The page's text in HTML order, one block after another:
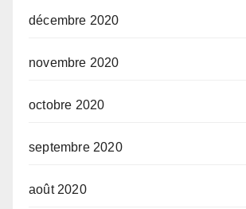
décembre 2020
novembre 2020
octobre 2020
septembre 2020
août 2020